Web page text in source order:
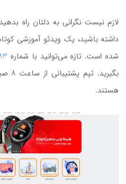
لازم نیست نگرانی به دلتان راه
داشته باشید، یک ویدئو آموزشی
شده است. تازه می‌توانید با شماره
هستند.